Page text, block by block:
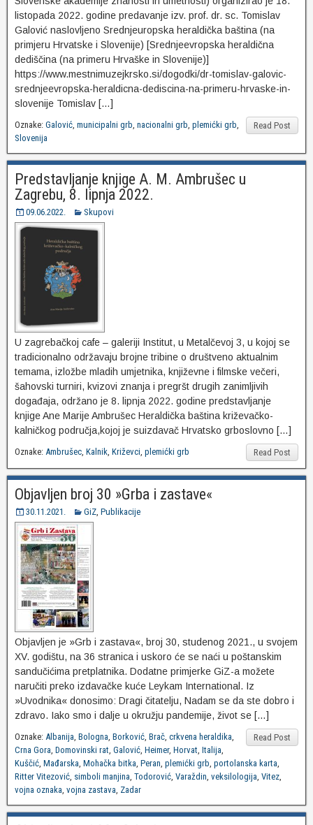
listopada 2022. godine predavanje izv. prof. dr. sc. Tomislav
Galović naslovljeno Srednjeuropska heraldička baština (na
primjeru Hrvatske i Slovenije) [Srednjeevropska heraldična
dediščina (na primeru Hrvaške in Slovenije)]
https://www.mestnimuzejkrsko.si/dogodki/dr-tomislav-galovic-
srednjeevropska-heraldicna-dediscina-na-primeru-hrvaske-in-
slovenije Tomislav […]
Read Post
Oznake: Galović, municipalni grb, nacionalni grb, plemićki grb,
Slovenija
Predstavljanje knjige A. M. Ambrušec u
Zagrebu, 8. lipnja 2022.
09.06.2022. Skupovi
U zagrebačkoj cafe – galeriji Institut, u Metalčevoj 3, u kojoj se
tradicionalno održavaju brojne tribine o društveno aktualnim
temama, izložbe mladih umjetnika, književne i filmske večeri,
šahovski turniri, kvizovi znanja i pregršt drugih zanimljivih
događaja, održano je 8. lipnja 2022. godine predstavljanje
knjige Ane Marije Ambrušec Heraldička baština križevačko-
kalničkog područja,kojoj je suizdavač Hrvatsko grboslovno […]
Read Post
Oznake: Ambrušec, Kalnik, Križevci, plemićki grb
Objavljen broj 30 »Grba i zastave«
30.11.2021. GiZ, Publikacije
Objavljen je »Grb i zastava«, broj 30, studenog 2021., u svojem
XV. godištu, na 36 stranica i uskoro će se naći u poštanskim
sandučićima pretplatnika. Dodatne primjerke GiZ-a možete
naručiti preko izdavačke kuće Leykam International. Iz
»Uvodnika« donosimo: Dragi čitatelju, Nadam se da ste dobro i
zdravo. Iako smo i dalje u okružju pandemije, život se […]
Read Post
Oznake: Albanija, Bologna, Borković, Brač, crkvena heraldika,
Crna Gora, Domovinski rat, Galović, Heimer, Horvat, Italija,
Kuščić, Mađarska, Mohačka bitka, Peran, plemićki grb, portolanska karta,
Ritter Vitezović, simboli manjina, Todorović, Varaždin, veksilologija, Vitez,
vojna oznaka, vojna zastava, Zadar